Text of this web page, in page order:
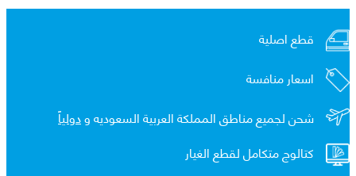
قطع اصلية
اسعار منافسة
شحن لجميع مناطق المملكة العربية السعوديه ودولياً
كتالوج متكامل لقطع الغيار